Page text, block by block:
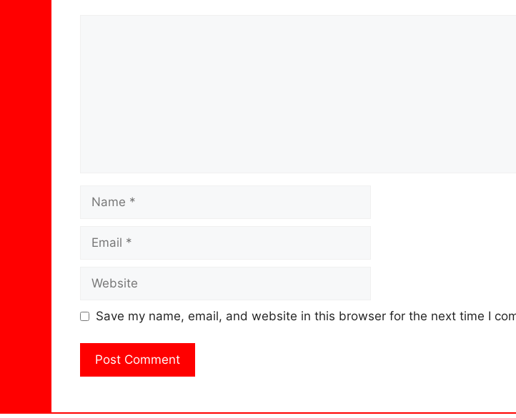
Save my name, email, and website in this browser for the next time I